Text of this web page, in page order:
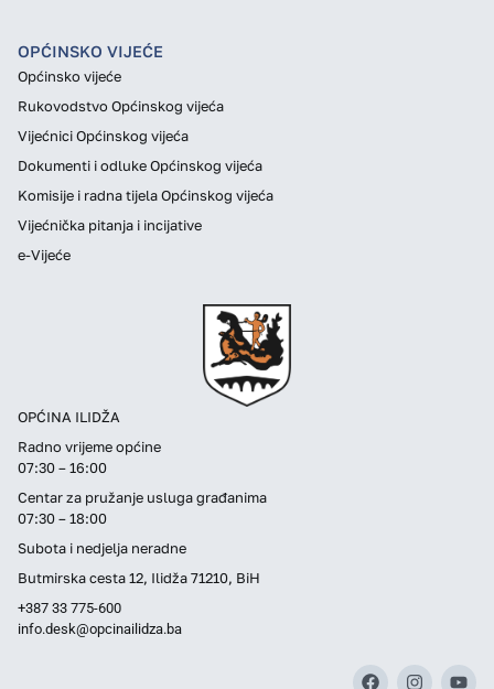
OPĆINA ILIDŽA
Radno vrijeme općine
07:30 – 16:00
Centar za pružanje usluga građanima
07:30 – 18:00
Subota i nedjelja neradne
Butmirska cesta 12, Ilidža 71210, BiH
+387 33 775-600
info.desk@opcinailidza.ba
OPĆINSKO VIJEĆE
Općinsko vijeće
Rukovodstvo Općinskog vijeća
Vijećnici Općinskog vijeća
Dokumenti i odluke Općinskog vijeća
Komisije i radna tijela Općinskog vijeća
Vijećnička pitanja i incijative
e-Vijeće